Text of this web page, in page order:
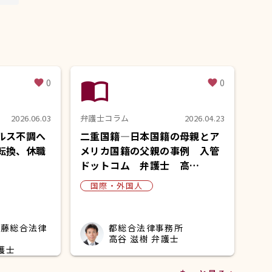
favorite 0
2026.06.03
ス不調へ
換、休職
総合法律
士
import_contacts favorite 0
弁護士コラム 2026.04.23
二重国籍―日本国籍の母親とア
メリカ国籍の父親の事例 入管
ドットコム 弁護士 高…
国際・外国人
都総合法律事務所
高谷 滋樹 弁護士